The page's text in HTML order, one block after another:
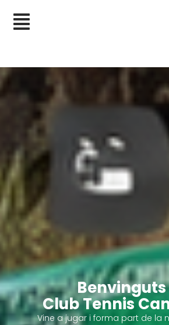
Club Tennis
Vine a jugar i forma part de la